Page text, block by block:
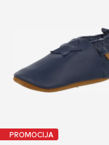
PROMOCIJA